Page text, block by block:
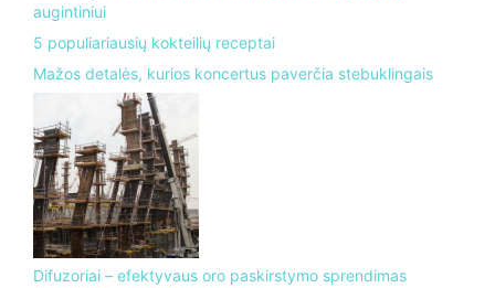
augintiniui
5 populiariausių kokteilių receptai
Mažos detalės, kurios koncertus paverčia stebuklingais
Difuzoriai – efektyvaus oro paskirstymo sprendimas